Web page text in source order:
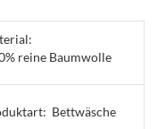
reine Baumwolle
Bettwäsche